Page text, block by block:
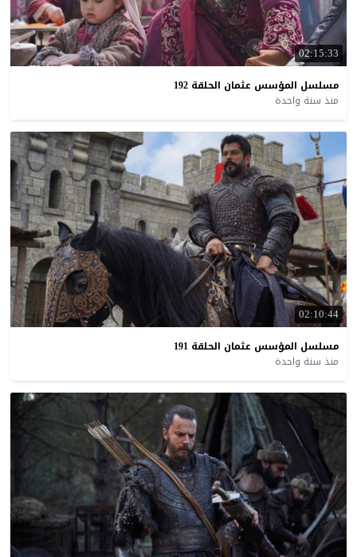
02:15:33
مسلسل المؤسس عثمان الحلقة 192
منذ سنة واحدة
02:10:44
مسلسل المؤسس عثمان الحلقة 191
منذ سنة واحدة